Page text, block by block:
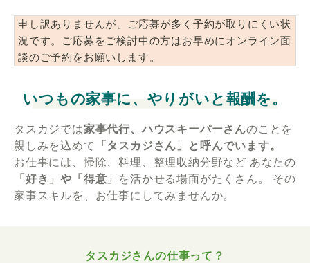
申し訳ありませんが、ご応募が多く予約が取りにくい状
況です。ご応募をご検討中の方はお早めにオンライン面
談のご予約をお願いします。
いつもの家事に、やりがいと報酬を。
タスカジでは家事代行、ハウスキーパーさんのことを
親しみを込めて
「タスカジさん」と呼んでいます。
お仕事には、掃除、料理、整理収納分野など あなたの
「好き」や「得意」
を活かせる場面がたくさん。
その
家事スキルを、お仕事にしてみませんか。
タスカジさんの仕事って？